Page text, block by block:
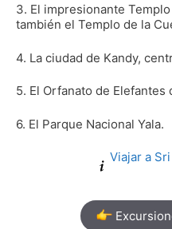
3. El impresionante
también el Templo de la
4. La ciudad de Kandy,
5. El Orfanato de Elefantes
6. El Parque Nacional Yala.
Viajar a